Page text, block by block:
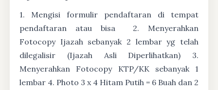
1. Mengisi formulir pendaftaran di tempat
pendaftaran atau bisa
2. Menyerahkan
Fotocopy Ijazah sebanyak 2 lembar yg telah
dilegalisir (Ijazah Asli Diperlihatkan) 3.
Menyerahkan Fotocopy KTP/KK sebanyak 1
lembar 4. Photo 3 x 4 Hitam Putih = 6 Buah dan 2